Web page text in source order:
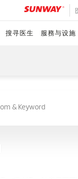
搜寻医生 服務与设施